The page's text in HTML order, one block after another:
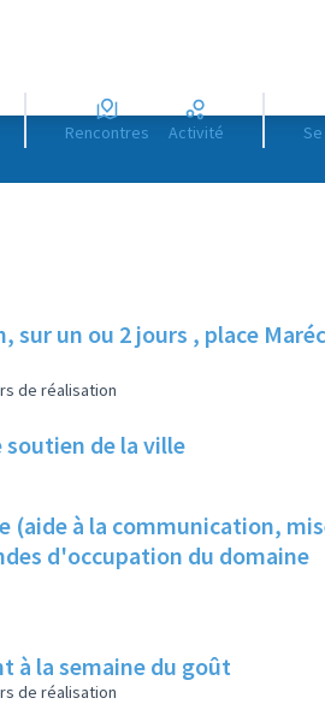
Rencontres Activité
sur un ou 2 jours , place
de réalisation
soutien de la ville
(aide à la communication,
d'occupation du domaine
à la semaine du goût
de réalisation